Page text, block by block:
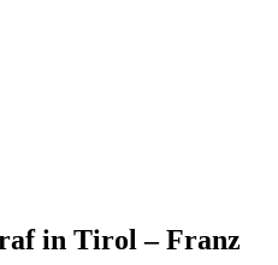
in Tirol – Franz